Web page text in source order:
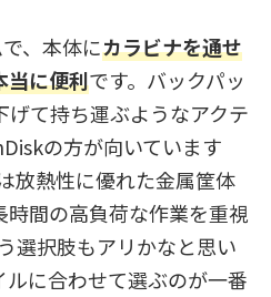
、本体にカラビナを通せ
当に便利です。バックパッ
て持ち運ぶようなアクテ
の方が向いています
放熱性に優れた金属筐体
間の高負荷な作業を重視
選択肢もアリかなと思い
ルに合わせて選ぶのが一番